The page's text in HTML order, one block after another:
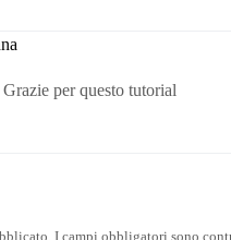
per questo tutorial
I campi obbligatori sono